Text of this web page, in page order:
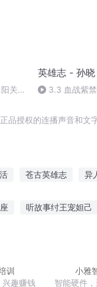
关第
英雄志 - 孙晓
3.3 血战紫
授权的连播声音和文
苍古英雄志 异
听故事纣王宠妲己
训
兴趣赚钱
小雅
智能硬件